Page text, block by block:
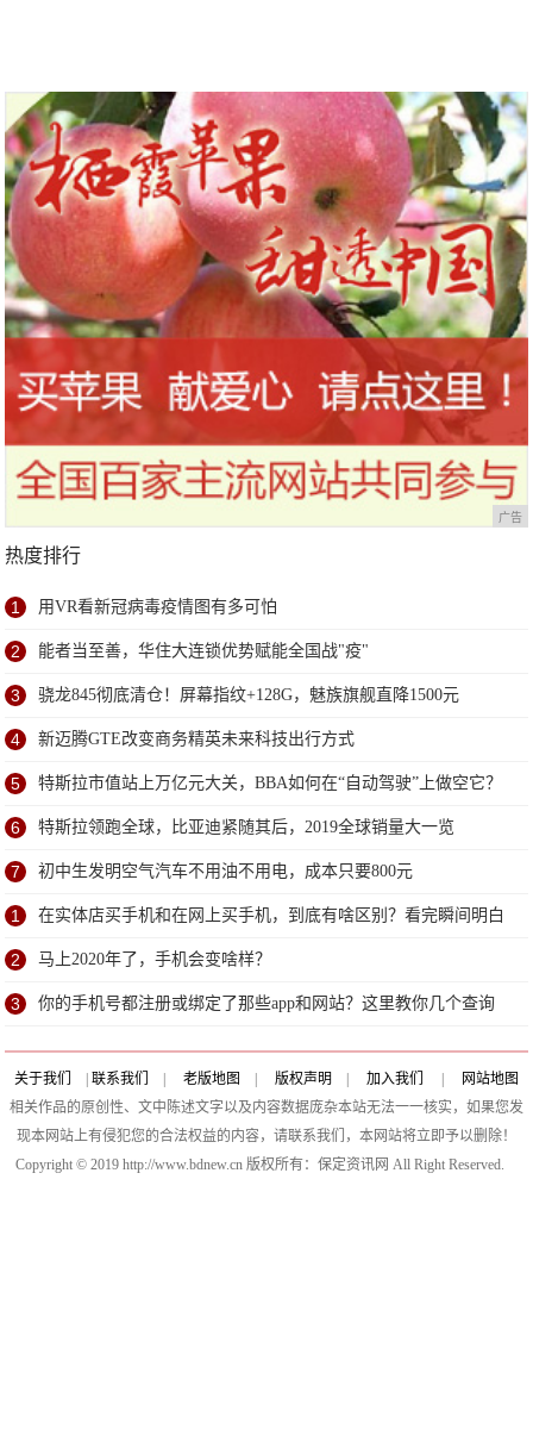
广告
热度排行
1 用VR看新冠病毒疫情图有多可怕
2 能者当至善，华住大连锁优势赋能全国战"疫"
3 骁龙845彻底清仓！屏幕指纹+128G，魅族旗舰直降1500元
4 新迈腾GTE改变商务精英未来科技出行方式
5 特斯拉市值站上万亿元大关，BBA如何在“自动驾驶”上做空它？
6 特斯拉领跑全球，比亚迪紧随其后，2019全球销量大一览
7 初中生发明空气汽车不用油不用电，成本只要800元
1 在实体店买手机和在网上买手机，到底有啥区别？看完瞬间明白
了
2 马上2020年了，手机会变啥样？
3 你的手机号都注册或绑定了那些app和网站？这里教你几个查询
方法
关于我们 联系我们 老版地图 版权声明 加入我们
网站地图
相关作品的原创性、文中陈述文字以及内容数据庞杂本站无法一一核实，如果您发
现本网站上有侵犯您的合法权益的内容，请联系我们，本网站将立即予以删除！
Copyright © 2019 http://www.bdnew.cn 版权所有：保定资讯网 All Right Reserved.